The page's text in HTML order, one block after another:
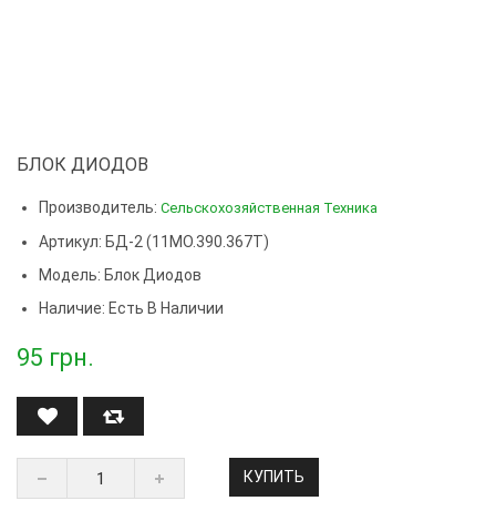
БЛОК ДИОДОВ
Производитель: Сельскохозяйственная Техника
Артикул: БД-2 (11МО.390.367Т)
Модель: Блок Диодов
Наличие: Есть В Наличии
95 грн.
КУПИТЬ